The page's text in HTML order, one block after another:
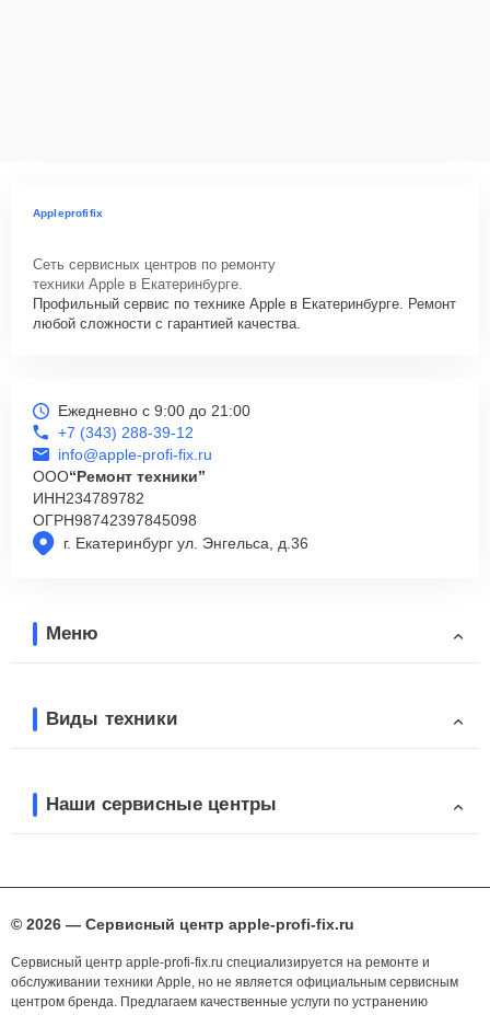
Appleprofifix
Сеть сервисных центров по ремонту
техники Apple в Екатеринбурге.
Профильный сервис по технике Apple в Екатеринбурге. Ремонт
любой сложности с гарантией качества.
г. Екатеринбург ул. Энгельса, д.36
Ежедневно с 9:00 до 21:00
+7 (343) 288-39-12
info@apple-profi-fix.ru
ООО“Ремонт техники”
ИНН234789782
ОГРН98742397845098
Меню
Виды техники
Наши сервисные центры
© 2026 — Сервисный центр apple-profi-fix.ru
Сервисный центр apple-profi-fix.ru специализируется на ремонте и
обслуживании техники Apple, но не является официальным сервисным
центром бренда. Предлагаем качественные услуги по устранению